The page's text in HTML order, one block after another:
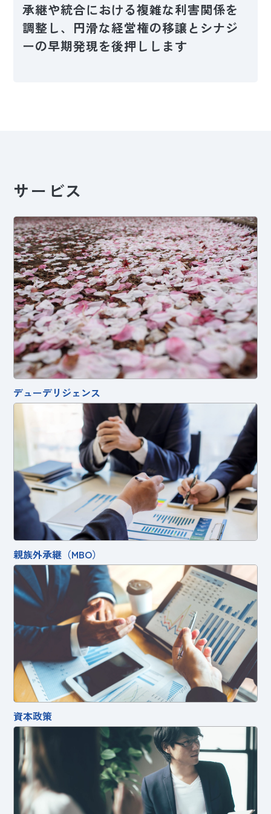
承継や統合における複雑な利害関係を
調整し、円滑な経営権の移譲とシナジ
ーの早期発現を後押しします
サービス
デューデリジェンス
親族外承継（MBO）
資本政策